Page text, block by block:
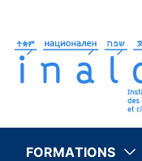
principal
FORMATIONS